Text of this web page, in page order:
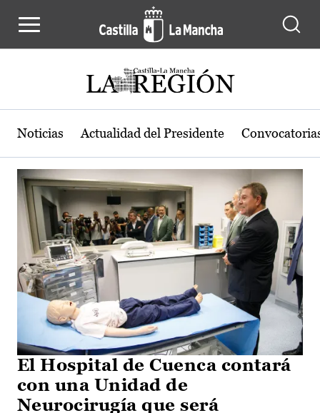
Actualidad de la región de Castilla-
Noticias Actualidad del Presidente
El Hospital de Cuenca contará
con una Unidad de
Neurocirugía que será